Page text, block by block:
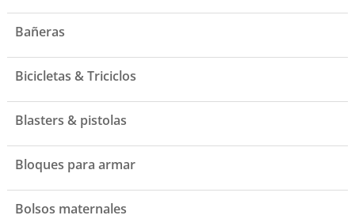
Bañeras
Bicicletas & Triciclos
Blasters & pistolas
Bloques para armar
Bolsos maternales